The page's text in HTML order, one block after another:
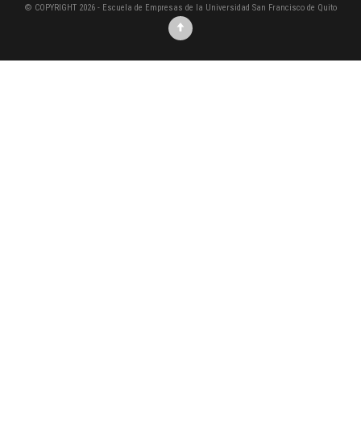
© COPYRIGHT 2026 - Escuela de Empresas de la Universidad San Francisco de Quito